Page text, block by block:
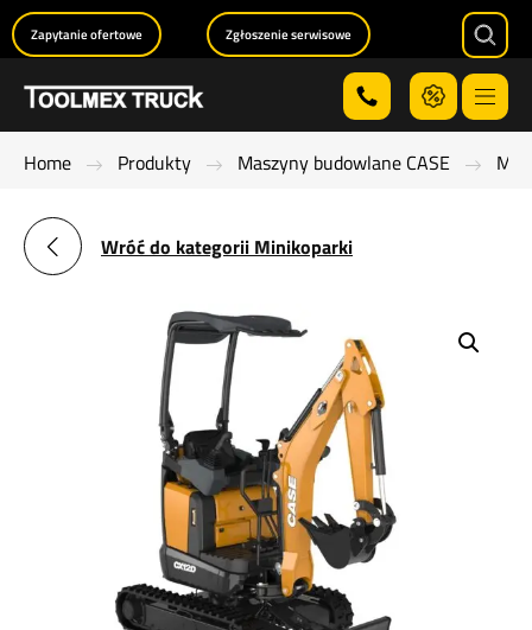
Menu
Zapytanie ofertowe Zgłoszenie serwisowe
Home Produkty Maszyny budowlane CASE
Wróć do kategorii Minikoparki